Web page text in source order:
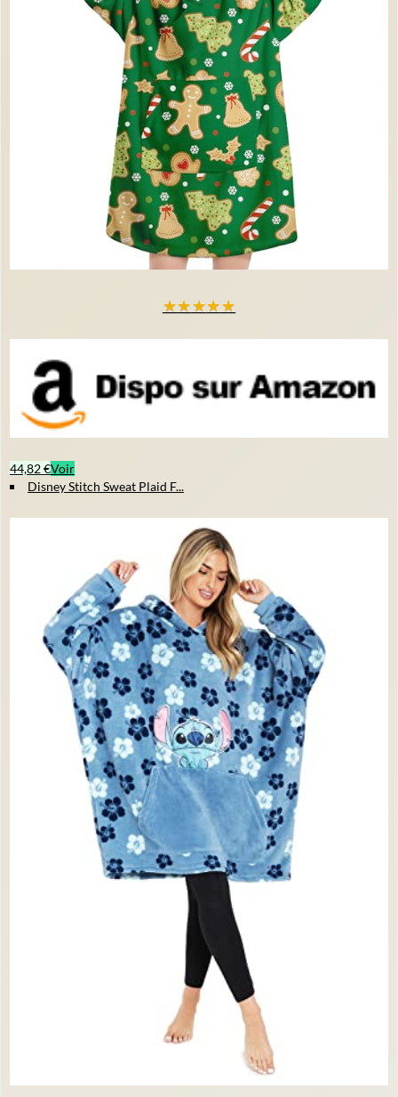
★★★★★
44,82 €Voir
Disney Stitch Sweat Plaid F...